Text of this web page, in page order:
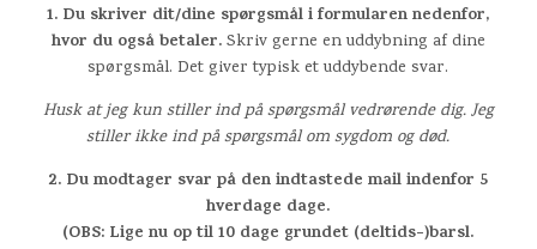
1. Du skriver dit/dine spørgsmål i formularen nedenfor,
hvor du også betaler.Skriv gerne en uddybning af dine
spørgsmål. Det giver typisk et uddybende svar.
Husk at jeg kun stiller ind på spørgsmål vedrørende dig. Jeg
stiller ikke ind på spørgsmål om sygdom og død.
2. Du modtager svar på den indtastede mail indenfor 5
hverdage dage.
(OBS: Lige nu op til 10 dage grundet (deltids-)barsl.